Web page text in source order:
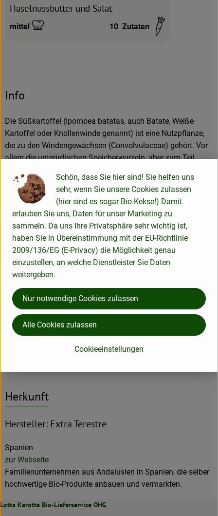
Haselnussbutter und Salat
Schwierigkeit:
mittel 10 Zutaten
Info
Die Süßkartoffel (Ipomoea batatas, auch Batate, Weiße
Kartoffel oder Knollenwinde genannt) ist eine Nutzpflanze,
die zu den Windengewächsen (Convolvulaceae) gehört. Vor
allem die unterirdischen Speicherwurzeln, aber zum Teil
einer Jahresernte von 126 Mio. Tonnen ist sie nach
Kartoffeln (Solanum tuberosum) und Maniok (Manihot
esculenta) auf dem dritten Platz der Weltproduktion von
Wurzel- und Knollennahrungspflanzen; größter Produzent ist
die Volksrepublik China. Mit der Kartoffel (Solanum
tuberosum) ist die Süßkartoffel nur entfernt verwandt.
100 g frische Batate enthalten ca. 111 kcal, 69 g Wasser, 24
g Kohlenhydrate, 1,6g Eiweiß, 3,14 g Ballaststoffe, 600 µg
Vitamin E, 1426 µg Vitamin A, 30 mg Vitamin C, 23 µg
Vitamin K, 64 µg Vitamin B1, 50 µg Vitamin B2, 600 µg
Vitamin B3, 830 µg Vitamin B5, 270 µg Vitamin B6, 413 mg
Kalium, 35 mg Calcium und 900 µg Zink.
Produktinformationen
Herkunft
Hersteller: Extra Terestre
Spanien
zur Webseite
Familienunternehmen aus Andalusien in Spanien, die selber
hochwertige Bio-Produkte anbauen und vermarkten.
Lotta Karotta Bio-Lieferservice OHG
Schön, dass Sie hier sind! Sie helfen uns
sehr, wenn Sie unsere Cookies zulassen
(hier sind es sogar Bio-Kekse!) Damit
erlauben Sie uns, Daten für unser Marketing zu
sammeln. Da uns Ihre Privatsphäre sehr wichtig ist,
haben Sie in Übereinstimmung mit der EU-Richtlinie
2009/136/EG (E-Privacy) die Möglichkeit genau
einzustellen, an welche Dienstleister Sie Daten
weitergeben.
Cookieeinstellungen
Nur notwendige Cookies zulassen
Alle Cookies zulassen